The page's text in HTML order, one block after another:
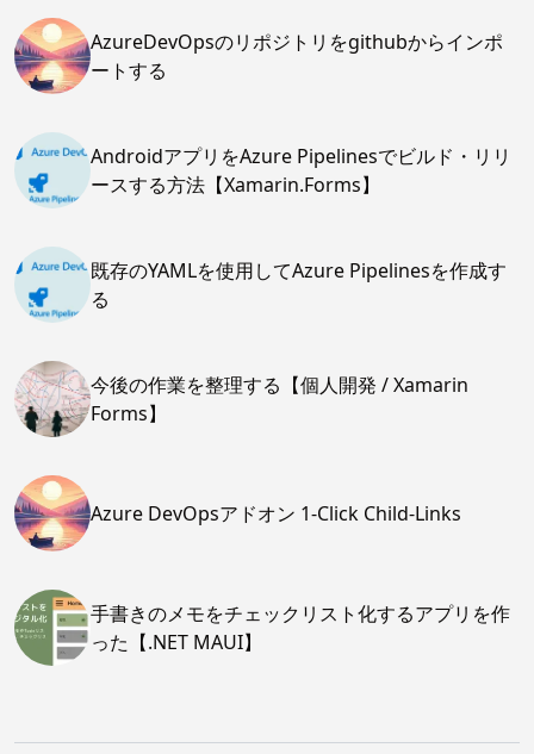
AzureDevOpsのリポジトリをgithubからインポ
ートする
AndroidアプリをAzure Pipelinesでビルド・リリ
ースする方法【Xamarin.Forms】
既存のYAMLを使用してAzure Pipelinesを作成す
る
今後の作業を整理する【個人開発 / Xamarin
Forms】
Azure DevOpsアドオン 1-Click Child-Links
手書きのメモをチェックリスト化するアプリを作
った【.NET MAUI】